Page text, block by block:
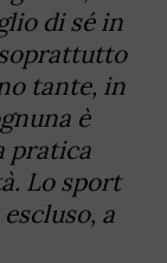
di sé in
tante, in
è
pratica
Lo sport
a